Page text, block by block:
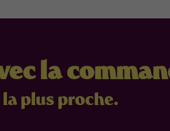
la
plus proche.